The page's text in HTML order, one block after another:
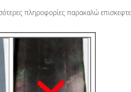
πληροφορίες παρακαλώ